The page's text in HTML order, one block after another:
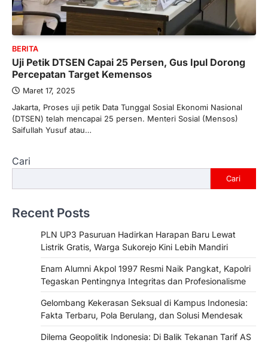
BERITA
Uji Petik DTSEN Capai 25 Persen, Gus Ipul Dorong
Percepatan Target Kemensos
Maret 17, 2025
Jakarta, Proses uji petik Data Tunggal Sosial Ekonomi Nasional
(DTSEN) telah mencapai 25 persen. Menteri Sosial (Mensos)
Saifullah Yusuf atau…
Cari
Cari
Recent Posts
PLN UP3 Pasuruan Hadirkan Harapan Baru Lewat
Listrik Gratis, Warga Sukorejo Kini Lebih Mandiri
Enam Alumni Akpol 1997 Resmi Naik Pangkat, Kapolri
Tegaskan Pentingnya Integritas dan Profesionalisme
Gelombang Kekerasan Seksual di Kampus Indonesia:
Fakta Terbaru, Pola Berulang, dan Solusi Mendesak
Dilema Geopolitik Indonesia: Di Balik Tekanan Tarif AS